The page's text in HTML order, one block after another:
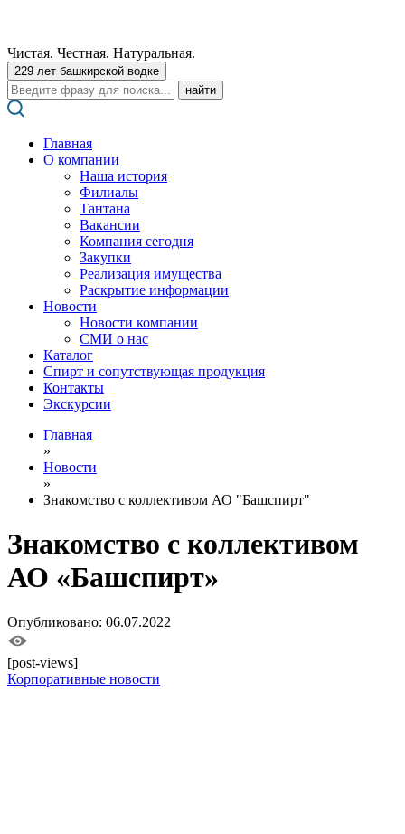
Чистая. Честная. Натуральная.
229 лет башкирской водке
Поиск:
Главная
О компании
Наша история
Филиалы
Тантана
Вакансии
Компания сегодня
Закупки
Реализация имущества
Раскрытие информации
Новости
Новости компании
СМИ о нас
Каталог
Спирт и сопутствующая продукция
Контакты
Экскурсии
Главная
»
Новости
»
Знакомство с коллективом АО "Башспирт"
Знакомство с коллективом
АО «Башспирт»
Опубликовано: 06.07.2022
[post-views]
Корпоративные новости